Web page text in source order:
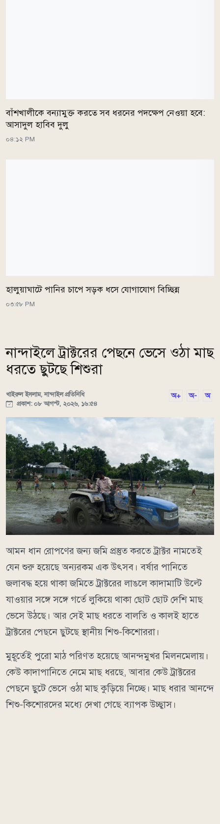
বাঁশখালীকে বন্যামুক্ত করতে সব ধরনের পদক্ষেপ নেওয়া হবে:
আসাদুল হাবিব দুলু
০৪:১২ PM
হালুয়াঘাটে পানির চাপে সড়ক ধসে যোগাযোগ বিচ্ছিন্ন
০৩:৫৮ PM
নান্দাইলে ট্রাক্টরের পেছনে ভেসে ওঠা মাছ
ধরতে ছুটছে শিশুরা
খাইরুল ইসলাম, নান্দাইল প্রতিনিধি
প্রকাশ: ০৮ আগস্ট, ২০২৬, ১৬:৫৪
অ+ অ- অ
আমন ধান রোপণের জন্য জমি প্রস্তুত করতে ট্রাক্টর নামতেই
যেন শুরু হয়েছে অন্যরকম এক উৎসব। বর্ষার পানিতে
জলাবদ্ধ হয়ে থাকা জমিতে ট্রাক্টরের লাঙলে কাদামাটি উল্টে
যাওয়ার সঙ্গে সঙ্গে গর্তে লুকিয়ে থাকা ছোট ছোট দেশি মাছ
ভেসে উঠছে। আর সেই মাছ ধরতে বালতি ও কালই হাতে
ট্রাক্টরের পেছনে ছুটছে স্থানীয় শিশু-কিশোররা।
মুহূর্তেই পুরো মাঠ পরিণত হয়েছে আনন্দমুখর মিলনমেলায়।
কেউ কাদাপানিতে নেমে মাছ ধরছে, আবার কেউ ট্রাক্টরের
পেছনে ছুটে ভেসে ওঠা মাছ কুড়িয়ে নিচ্ছে। মাছ ধরার আনন্দে
শিশু-কিশোরদের মধ্যে দেখা গেছে ব্যাপক উচ্ছ্বাস।